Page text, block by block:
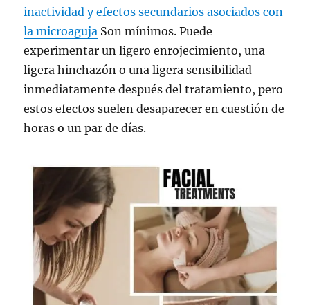
inactividad y efectos secundarios asociados con
la microaguja Son mínimos. Puede
experimentar un ligero enrojecimiento, una
ligera hinchazón o una ligera sensibilidad
inmediatamente después del tratamiento, pero
estos efectos suelen desaparecer en cuestión de
horas o un par de días.